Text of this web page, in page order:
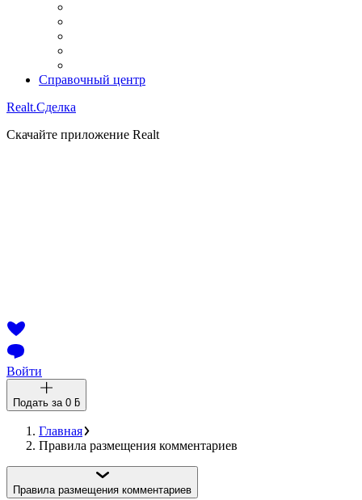
Справочный центр
Realt.Сделка
Скачайте приложение Realt
Войти
Подать за 0 ƃ
Главная
Правила размещения комментариев
Правила размещения комментариев